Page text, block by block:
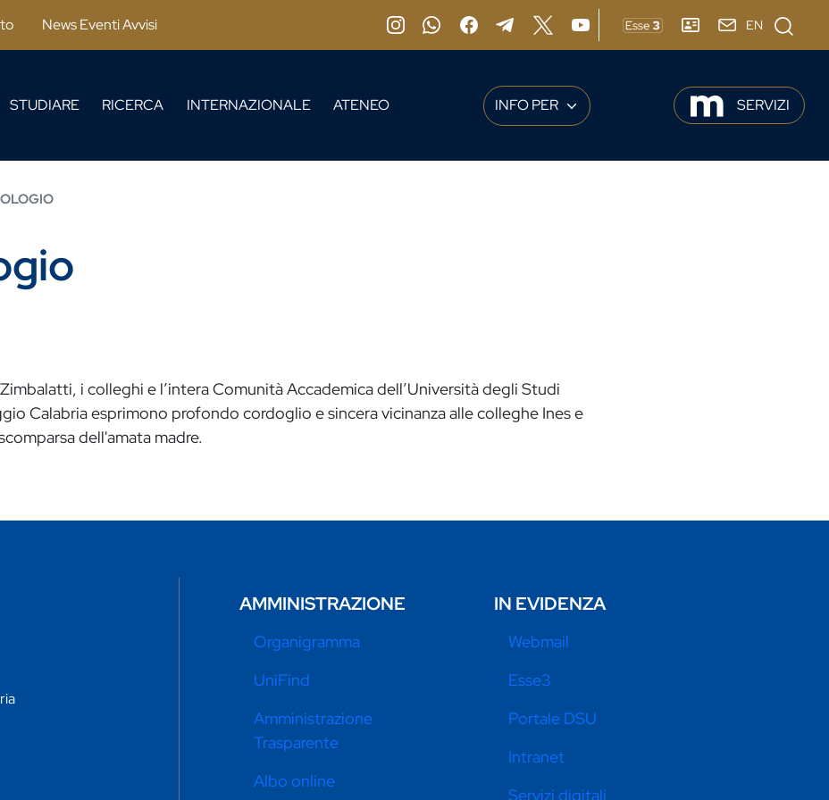
News Eventi Avvisi
InstagramWhatsappFacebookTelegram
X YouTubeESSE3 RUBRICA
webmail
EN Cerca
STUDIARE RICERCA INTERNAZIONALE ATENEO INFO PER SERVIZI
i colleghi e l’intera Comunità Accademica dell’Università degli Studi
Calabria esprimono profondo cordoglio e sincera vicinanza alle colleghe Ines e
dell'amata madre.
AMMINISTRAZIONE
Organigramma
UniFind
Amministrazione
Trasparente
Albo online
IN EVIDENZA
Webmail
Esse3
Portale DSU
Intranet
Servizi digitali